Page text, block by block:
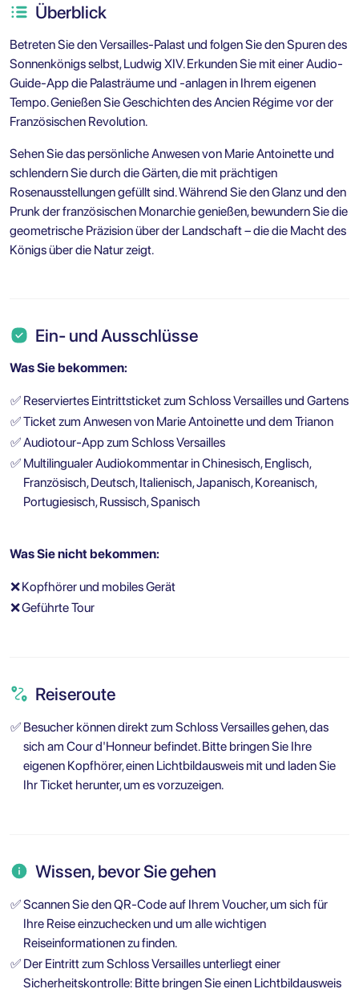
Überblick
Betreten Sie den Versailles-Palast und folgen Sie den Spuren des
Sonnenkönigs selbst, Ludwig XIV. Erkunden Sie mit einer Audio-
Guide-App die Palasträume und -anlagen in Ihrem eigenen
Tempo. Genießen Sie Geschichten des Ancien Régime vor der
Französischen Revolution.
Sehen Sie das persönliche Anwesen von Marie Antoinette und
schlendern Sie durch die Gärten, die mit prächtigen
Rosenausstellungen gefüllt sind. Während Sie den Glanz und den
Prunk der französischen Monarchie genießen, bewundern Sie die
geometrische Präzision über der Landschaft – die die Macht des
Königs über die Natur zeigt.
Ein- und Ausschlüsse
Was Sie bekommen:
✅ Reserviertes Eintrittsticket zum Schloss Versailles und Gartens
✅Ticket zum Anwesen von Marie Antoinette und dem Trianon
✅Audiotour-App zum Schloss Versailles
✅ Multilingualer Audiokommentar in Chinesisch, Englisch,
Französisch, Deutsch, Italienisch, Japanisch, Koreanisch,
Portugiesisch, Russisch, Spanisch
Was Sie nicht bekommen:
❌Kopfhörer und mobiles Gerät
❌Geführte Tour
Reiseroute
✅ Besucher können direkt zum Schloss Versailles gehen, das
sich am Cour d'Honneur befindet. Bitte bringen Sie Ihre
eigenen Kopfhörer, einen Lichtbildausweis mit und laden Sie
Ihr Ticket herunter, um es vorzuzeigen.
Wissen, bevor Sie gehen
✅Scannen Sie den QR-Code auf Ihrem Voucher, um sich für
Ihre Reise einzuchecken und um alle wichtigen
Reiseinformationen zu finden.
✅ Der Eintritt zum Schloss Versailles unterliegt einer
Sicherheitskontrolle: Bitte bringen Sie einen Lichtbildausweis